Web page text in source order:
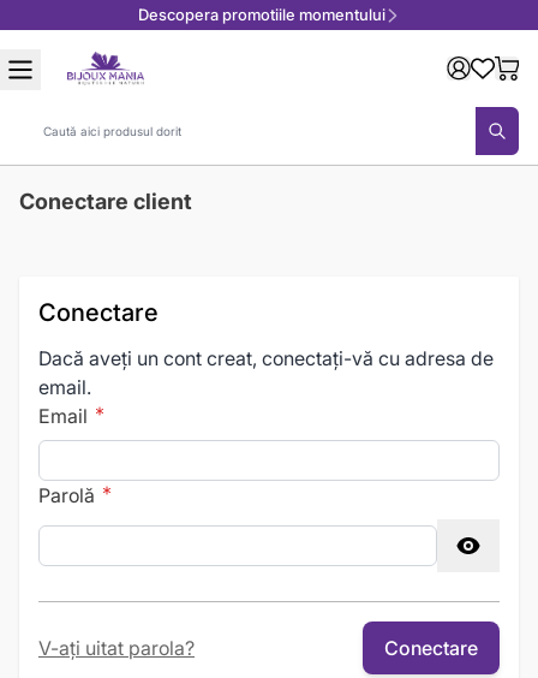
Descopera promotiile momentului
Căutare
Conectare client
Conectare
Dacă aveți un cont creat, conectați-vă cu adresa de
email.
Email
Parolă
Password hidden
Conectare
V-ați uitat parola?